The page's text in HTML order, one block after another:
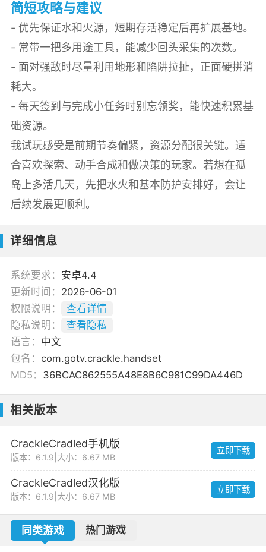
简短攻略与建议
- 优先保证水和火源，短期存活稳定后再扩展基地。
- 常带一把多用途工具，能减少回头采集的次数。
- 面对强敌时尽量利用地形和陷阱拉扯，正面硬拼消
耗大。
- 每天签到与完成小任务时别忘领奖，能快速积累基
础资源。
我试玩感受是前期节奏偏紧，资源分配很关键。适
合喜欢探索、动手合成和做决策的玩家。若想在孤
岛上多活几天，先把水火和基本防护安排好，会让
后续发展更顺利。
详细信息
系统要求： 安卓4.4
更新时间： 2026-06-01
权限说明：
查看详情
隐私说明：
查看隐私
语言： 中文
包名： com.gotv.crackle.handset
MD5： 36BCAC862555A48E8B6C981C99DA446D
相关版本
CrackleCradled手机版
版本：6.1.9 大小：6.67 MB
立即下载
CrackleCradled汉化版
版本：6.1.9 大小：6.67 MB
立即下载
同类游戏 热门游戏